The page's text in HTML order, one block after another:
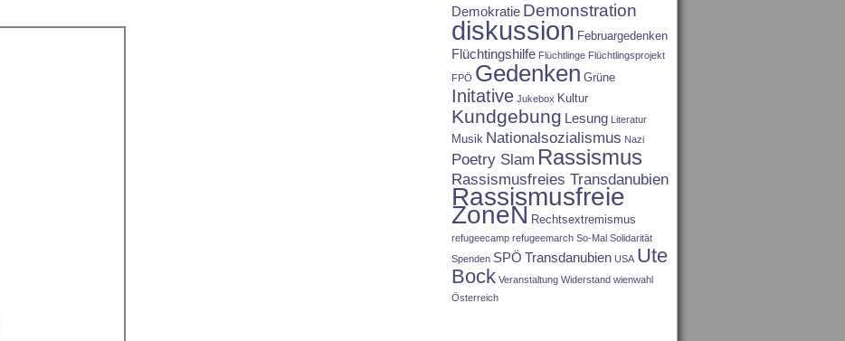
Demokratie Demonstration
diskussion Februargedenken
Flüchtingshilfe Flüchtlinge Flüchtlingsprojekt
FPÖ Gedenken Grüne
Initative Jukebox Kultur
Kundgebung Lesung Literatur
Musik Nationalsozialismus Nazi
Poetry Slam Rassismus
Rassismusfreies Transdanubien
Rassismusfreie
ZoneN Rechtsextremismus
refugeecamp refugeemarch So-Mal Solidarität
Spenden SPÖ Transdanubien USA Ute
Bock Veranstaltung Widerstand wienwahl
Österreich